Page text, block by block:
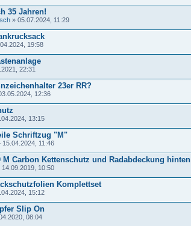
35 Jahren!
» 05.07.2024, 11:29
19:58
22:31
23er RR?
12:36
13:15
Schriftzug "M"
15.04.2024, 11:46
M Carbon Kettenschutz und Radabdeckung hinten
14.09.2019, 10:50
Komplettset
15:12
Slip On
08:04